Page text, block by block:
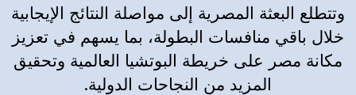
وتتطلع البعثة المصرية إلى مواصلة النتائج الإيجابية
خلال باقي منافسات البطولة، بما يسهم في تعزيز
مكانة مصر على خريطة البوتشيا العالمية وتحقيق
المزيد من النجاحات الدولية.